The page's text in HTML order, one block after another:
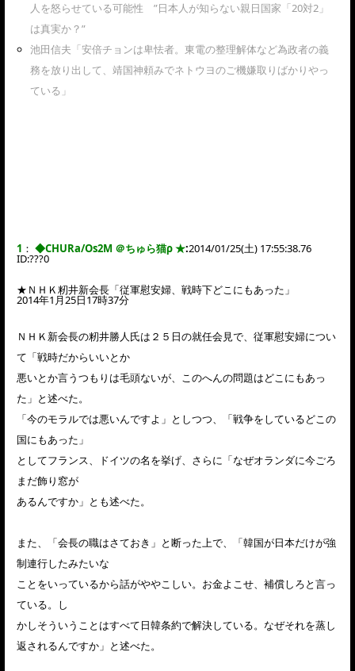
人を怒らせている可能性 ”日本人が知らない親日国家「20対2」
は真実か？”
池田信夫「安倍チョンは卑怯者。東電の整理解体など為政者の義
務を放り出して、靖国神頼みでネトウヨのご機嫌取りばかりやっ
ている」
1 ： ◆CHURa/Os2M ＠ちゅら猫ρ ★:2014/01/25(土) 17:55:38.76
ID:???0
★ＮＨＫ籾井新会長「従軍慰安婦、戦時下どこにもあった」
2014年1月25日17時37分
ＮＨＫ新会長の籾井勝人氏は２５日の就任会見で、従軍慰安婦につい
て「戦時だからいいとか
悪いとか言うつもりは毛頭ないが、このへんの問題はどこにもあっ
た」と述べた。
「今のモラルでは悪いんですよ」としつつ、「戦争をしているどこの
国にもあった」
としてフランス、ドイツの名を挙げ、さらに「なぜオランダに今ごろ
まだ飾り窓が
あるんですか」とも述べた。
また、「会長の職はさておき」と断った上で、「韓国が日本だけが強
制連行したみたいな
ことをいっているから話がややこしい。お金よこせ、補償しろと言っ
ている。し
かしそういうことはすべて日韓条約で解決している。なぜそれを蒸し
返されるんですか」と述べた。